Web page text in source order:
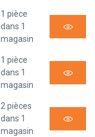
1 pièce
dans 1
magasin
1 pièce
dans 1
magasin
2 pièces
dans 1
magasin